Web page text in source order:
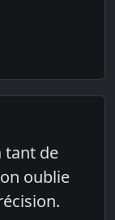
tant de
oublie